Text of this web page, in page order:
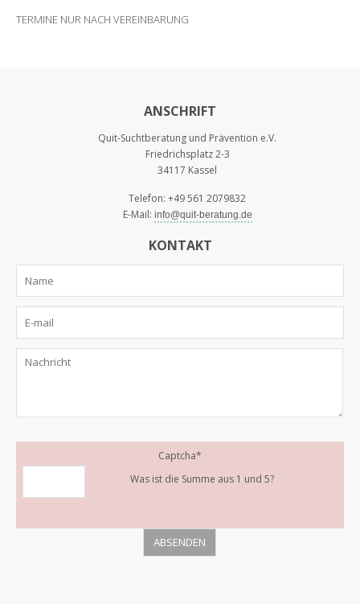
TERMINE NUR NACH VEREINBARUNG
ANSCHRIFT
Quit-Suchtberatung und Prävention e.V.
Friedrichsplatz 2-3
34117 Kassel
Telefon: +49 561 2079832
E-Mail: info@quit-beratung.de
KONTAKT
Captcha*
Was ist die Summe aus 1 und 5?